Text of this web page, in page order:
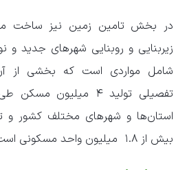
در بخش تامین زمین نیز ساخت
زیربنایی و روبنایی شهرهای جدید و
شامل مواردی است که بخشی از
تفصیلی تولید ۴
استان‌ها و شهرهای مختلف کشور و
بیش از ۱.۸ میلیون واحد مسکونی است.